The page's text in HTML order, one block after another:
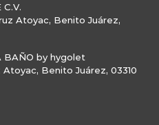
C.V.
Atoyac, Benito Juárez,
BAÑO by hygolet
Benito Juárez, 03310